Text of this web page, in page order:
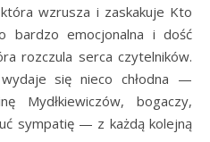
bardzo emocjonalna i dość
rozczula serca czytelników.
się nieco chłodna —
Mydłkiewiczów, bogaczy,
sympatię — z każdą kolejną